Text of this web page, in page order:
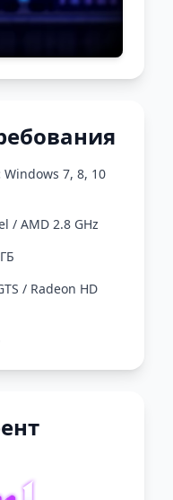
Windows 7, 8, 10
/ AMD 2.8 GHz
/ Radeon HD